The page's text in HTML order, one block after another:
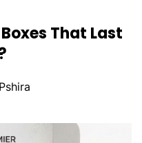
That Last
Pshira